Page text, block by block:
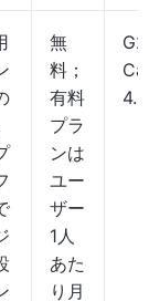
無
料；
有料
プラ
ンは
ユー
ザー
1人
あた
り月
G2:
4.5/